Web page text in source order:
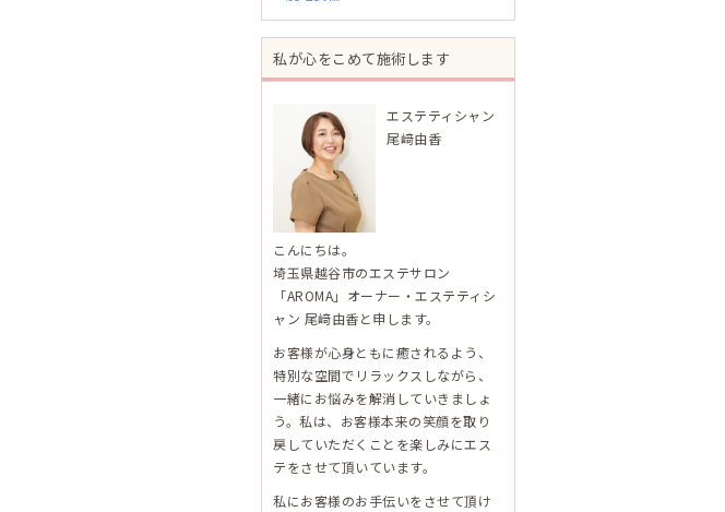
私が心をこめて施術します
エステティシャン
尾﨑由香
こんにちは。
埼玉県越谷市のエステサロン
「AROMA」オーナー・エステティシ
ャン 尾﨑由香と申します。
お客様が心身ともに癒されるよう、
特別な空間でリラックスしながら、
一緒にお悩みを解消していきましょ
う。私は、お客様本来の笑顔を取り
戻していただくことを楽しみにエス
テをさせて頂いています。
私にお客様のお手伝いをさせて頂け